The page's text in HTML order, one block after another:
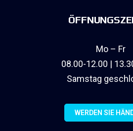
Mo – Fr
08.00-12.00 |
Samstag
WERDEN SIE